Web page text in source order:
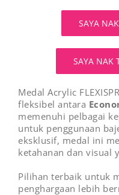
SAYA
SAYA NAK
Medal Acrylic
fleksibel antara
memenuhi pelbagai
untuk penggunaan
eksklusif, medal ini
ketahanan dan visual
Pilihan terbaik untuk
penghargaan lebih